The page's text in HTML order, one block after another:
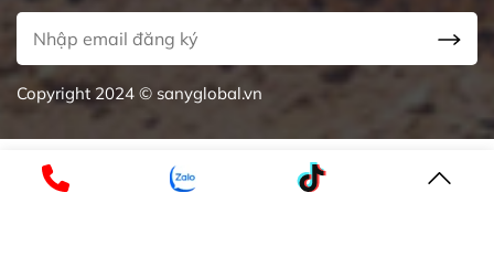
Copyright 2024 © sanyglobal.vn